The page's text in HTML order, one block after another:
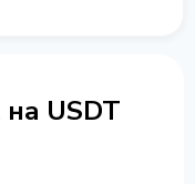
на USDT